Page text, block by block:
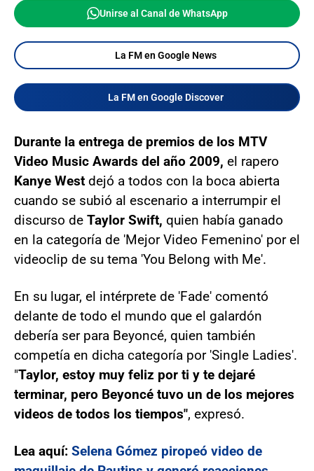
Unirse al Canal de WhatsApp
La FM en Google News
La FM en Google Discover
Durante la entrega de premios de los MTV
Video Music Awards del año 2009, el rapero
Kanye West dejó a todos con la boca abierta
cuando se subió al escenario a interrumpir el
discurso de Taylor Swift, quien había ganado
en la categoría de 'Mejor Video Femenino' por el
videoclip de su tema 'You Belong with Me'.
En su lugar, el intérprete de 'Fade' comentó
delante de todo el mundo que el galardón
debería ser para Beyoncé, quien también
competía en dicha categoría por 'Single Ladies'.
"Taylor, estoy muy feliz por ti y te dejaré
terminar, pero Beyoncé tuvo un de los mejores
videos de todos los tiempos", expresó.
Lea aquí: Selena Gómez piropeó video de